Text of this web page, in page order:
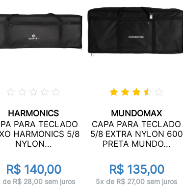
HARMONICS
PARA TECLADO
HARMONICS 5/8
NYLON...
R$ 140,00
de R$ 28,00 sem juros
MUNDOMAX
CAPA PARA TECLADO
5/8 EXTRA NYLON 600
PRETA MUNDO...
R$ 135,00
5x de R$ 27,00 sem juros